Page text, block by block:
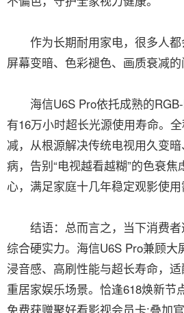
作为长期耐用家电，很多人都
屏幕变暗、色彩褪色、画质衰减的
海信U6S Pro依托成熟的RGB-
有16万小时超长光源使用寿命。
减，从根源解决传统电视用久变
病，告别“电视越看越糊”的色衰
心，满足家庭十几年稳定观影使用
结语：总而言之，当下消费者
综合硬实力。海信U6S Pro兼顾大
浸音感、高刷性能与超长寿命，
重居家娱乐场景。恰逢618焕新节
免费获赠聚好看影视会员卡;叠加